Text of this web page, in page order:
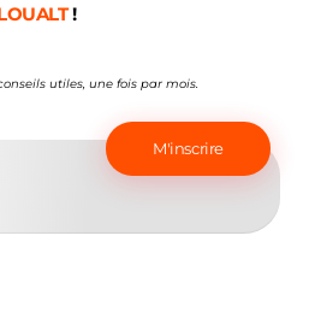
!
utiles, une fois par mois.